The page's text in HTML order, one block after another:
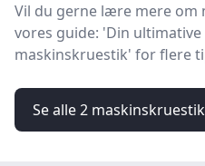
Vil du gerne lære mere om
vores guide: 'Din
maskinskruestik' for flere
Se alle 2 maskinskruestik